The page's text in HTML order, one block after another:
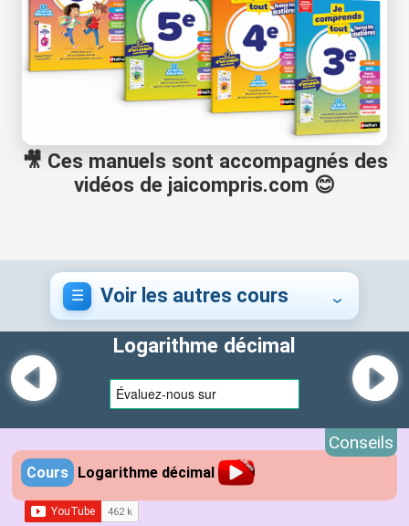
🎥 Ces manuels sont accompagnés des
vidéos de jaicompris.com 😊
Voir les autres cours
Logarithme décimal
Conseils
Cours Logarithme décimal